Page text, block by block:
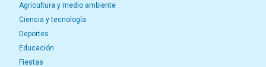
Agricultura y medio ambiente
Ciencia y tecnología
Deportes
Educación
Fiestas